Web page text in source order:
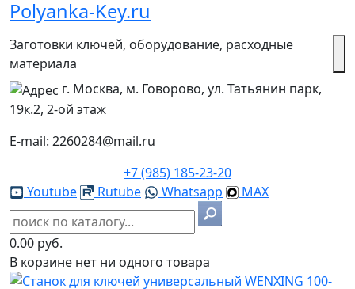
Polyanka-Key.ru
Заготовки ключей, оборудование, расходные
материала
г. Москва, м. Говорово, ул. Татьянин парк,
19к.2, 2-ой этаж
E-mail: 2260284@mail.ru
+7 (985) 185-23-20
Youtube
Rutube Whatsapp MAX
0.00 руб.
В корзине нет ни одного товара